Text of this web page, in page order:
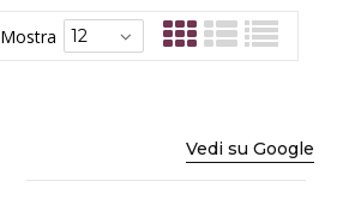
Mostra
Vedi su Google